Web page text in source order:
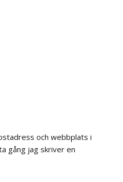
och webbplats i
gång jag skriver en